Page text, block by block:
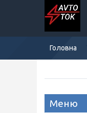
Головна